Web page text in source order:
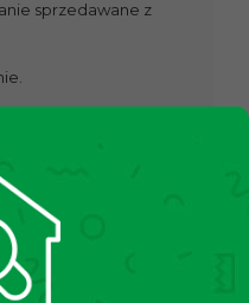
sprzedawane z
są: zaliczka na zimną
utrzymanie części
Dodatkowo płatny
zużycia.
mieści się w